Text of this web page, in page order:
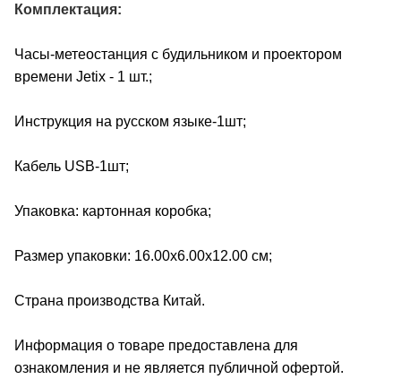
Комплектация:
Часы-метеостанция с будильником и проектором
времени Jetix - 1 шт.;
Инструкция на русском языке-1шт;
Кабель USB-1шт;
Упаковка: картонная коробка;
Размер упаковки: 16.00х6.00х12.00 см;
Страна производства Китай.
Информация о товаре предоставлена для
ознакомления и не является публичной офертой.